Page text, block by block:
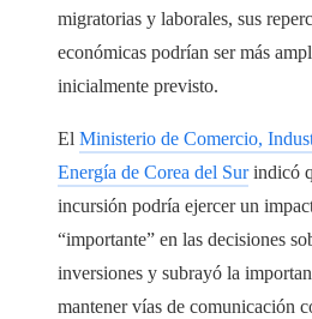
migratorias y laborales, sus
económicas podrían ser más
inicialmente previsto.
El Ministerio de Comercio,
Energía de Corea del Surindicó
incursión podría ejercer un
“importante” en las decisiones
inversiones y subrayó la
mantener vías de comunicación